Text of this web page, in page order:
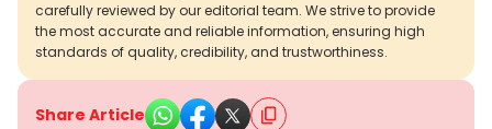
carefully reviewed by our editorial team. We strive to provide
the most accurate and reliable information, ensuring high
standards of quality, credibility, and trustworthiness.
Share Article